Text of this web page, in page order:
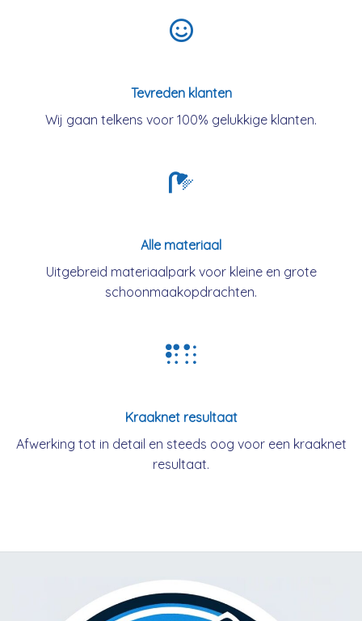
Tevreden klanten
Wij gaan telkens voor 100% gelukkige klanten.
Alle materiaal
Uitgebreid materiaalpark voor kleine en grote
schoonmaakopdrachten.
Kraaknet resultaat
Afwerking tot in detail en steeds oog voor een kraaknet
resultaat.